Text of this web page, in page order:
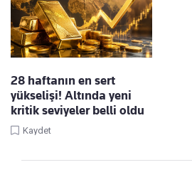
28 haftanın en sert
yükselişi! Altında yeni
kritik seviyeler belli oldu
Kaydet